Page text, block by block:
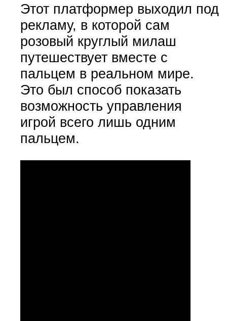
Этот платформер выходил под
рекламу, в которой сам
розовый круглый милаш
путешествует вместе с
пальцем в реальном мире.
Это был способ показать
возможность управления
игрой всего лишь одним
пальцем.